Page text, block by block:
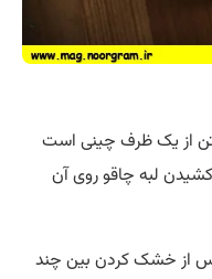
از یک ظرف چینی است
لبه چاقو روی آن
از خشک کردن بین چند